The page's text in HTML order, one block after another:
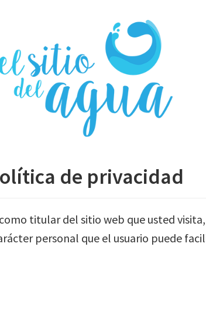
de privacidad
como titular del sitio web que usted
personal que el usuario puede